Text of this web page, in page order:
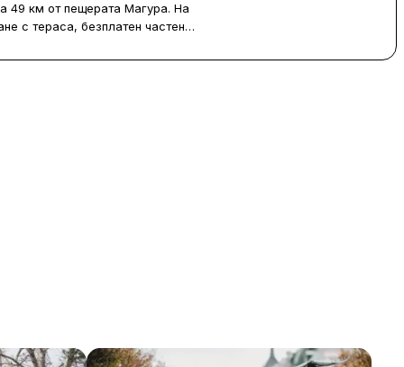
49 км от пещерата Магура. На
с тераса, безплатен частен